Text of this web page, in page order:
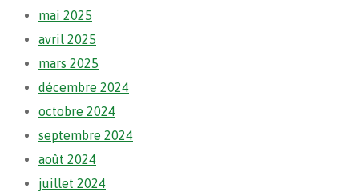
mai 2025
avril 2025
mars 2025
décembre 2024
octobre 2024
septembre 2024
août 2024
juillet 2024